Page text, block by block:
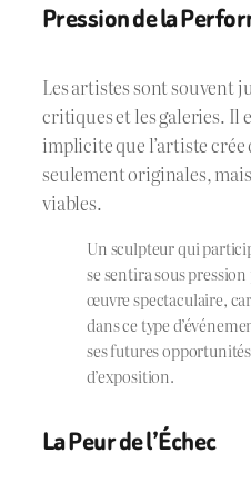
Pression de la
Les artistes sont souvent
critiques et les galeries. Il
implicite que l’artiste
seulement originales,
viables.
Un sculpteur qui
se sentira sous
œuvre spectaculaire,
dans ce type
ses futures
d’exposition.
La Peur de l’Échec